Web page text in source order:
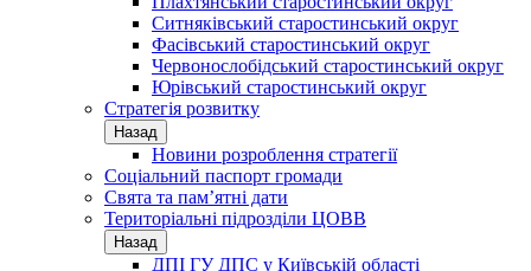
Ситняківський старостинський округ
Фасівський старостинський округ
Червонослобідський старостинський округ
Юрівський старостинський округ
Стратегія розвитку
Назад
Новини розроблення стратегії
Соціальний паспорт громади
Свята та пам’ятні дати
Територіальні підрозділи ЦОВВ
Назад
ДПІ ГУ ДПС у Київській області